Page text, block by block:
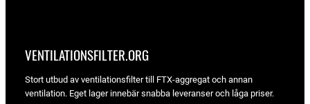
VENTILATIONSFILTER­.ORG
Stort utbud av ventilationsfilter till FTX-aggregat och annan
ventilation. Eget lager innebär snabba leveranser och låga priser.